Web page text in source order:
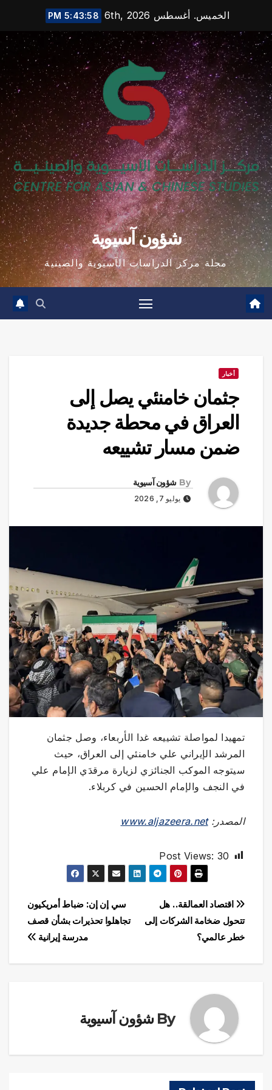
content
الخميس. أغسطس 6th, 2026 5:43:59 PM
شؤون آسيوية
مجلة مركز الدراسات الآسيوية والصينية
أخبار
جثمان خامنئي يصل إلى
العراق في محطة جديدة
ضمن مسار تشييعه
By شؤون آسيوية
يوليو 7, 2026
تمهيدا لمواصلة تشييعه غدا الأربعاء، وصل جثمان
المرشد الإيراني علي خامنئي إلى العراق، حيث
سيتوجه الموكب الجنائزي لزيارة مرقدَي الإمام علي
في النجف والإمام الحسين في كربلاء.
المصدر:www.aljazeera.net
Post Views: 30
تصفّح
المقالات
سي إن إن: ضباط أمريكيون
تجاهلوا تحذيرات بشأن قصف
مدرسة إيرانية
اقتصاد العمالقة.. هل
تتحول ضخامة الشركات إلى
خطر عالمي؟
By شؤون آسيوية